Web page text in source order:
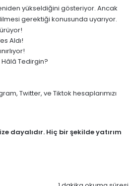
yükseldiğini gösteriyor. Ancak
gerektiği konusunda uyarıyor.
Aldı!
Hâlâ Tedirgin?
, Twitter, ve Tiktok hesaplarımızı
dayalıdır. Hiç bir şekilde yatırım